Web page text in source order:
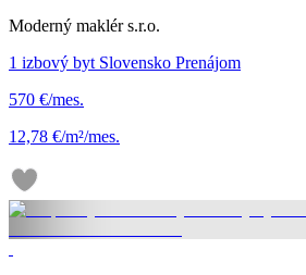
Moderný maklér s.r.o.
1 izbový byt Slovensko Prenájom
570 €/mes.
12,78 €/m²/mes.